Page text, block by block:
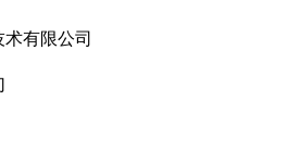
有限公司